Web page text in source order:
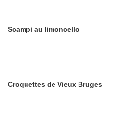
Scampi au limoncello
Croquettes de Vieux Bruges